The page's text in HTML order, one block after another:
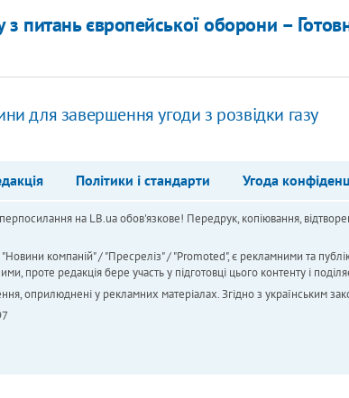
питань європейської оборони –
для завершення угоди з розвідки газу
Політики і стандарти Угода
на LB.ua обов'язкове! Передрук, копіювання,
компаній" / "Пресреліз" / "Promoted", є рекламними та
редакція бере участь у підготовці цього контенту і
оприлюднені у рекламних матеріалах. Згідно з українським